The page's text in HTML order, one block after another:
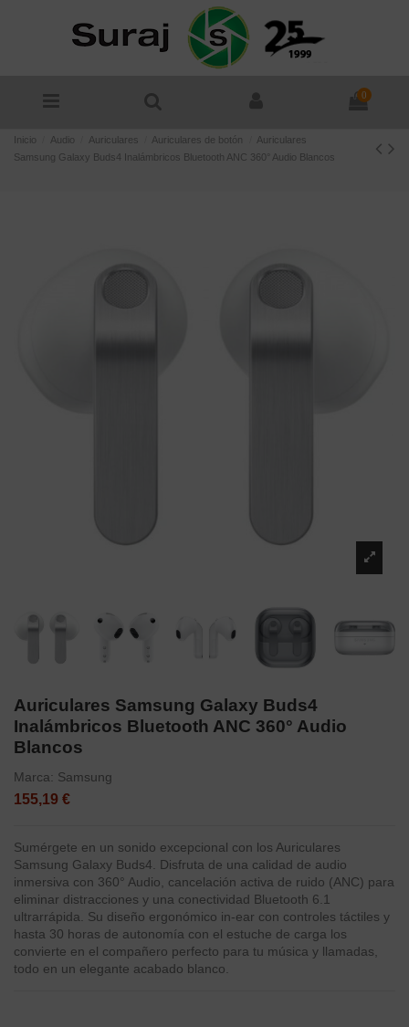
0
Inicio Audio Auriculares Auriculares de botón
Auriculares
Samsung Galaxy Buds4 Inalámbricos Bluetooth ANC 360° Audio Blancos
Auriculares Samsung Galaxy Buds4
Inalámbricos Bluetooth ANC 360° Audio
Blancos
Marca: Samsung
155,19 €
Sumérgete en un sonido excepcional con los Auriculares
Samsung Galaxy Buds4. Disfruta de una calidad de audio
inmersiva con 360° Audio, cancelación activa de ruido (ANC) para
eliminar distracciones y una conectividad Bluetooth 6.1
ultrarrápida. Su diseño ergonómico in-ear con controles táctiles y
hasta 30 horas de autonomía con el estuche de carga los
convierte en el compañero perfecto para tu música y llamadas,
todo en un elegante acabado blanco.